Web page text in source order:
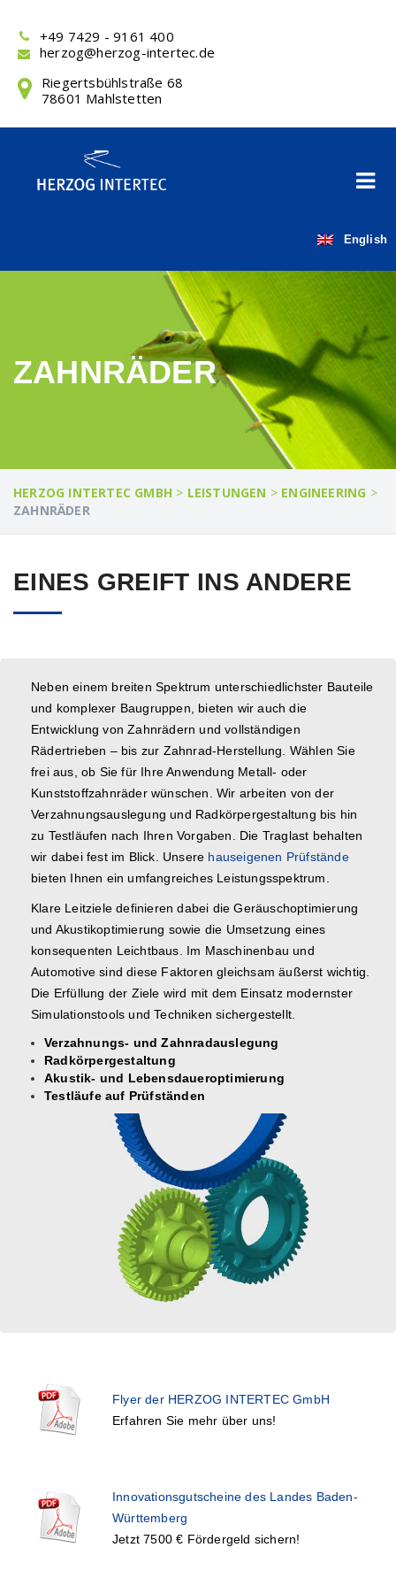
content +49 7429 - 9161 400
herzog@herzog-intertec.de
Riegertsbühlstraße 68
78601 Mahlstetten
English
ZAHNRÄDER
HERZOG INTERTEC GMBH > LEISTUNGEN > ENGINEERING >
ZAHNRÄDER
EINES GREIFT INS ANDERE
Neben einem breiten Spektrum unterschiedlichster Bauteile
und komplexer Baugruppen, bieten wir auch die
Entwicklung von Zahnrädern und vollständigen
Rädertrieben – bis zur Zahnrad-Herstellung. Wählen Sie
frei aus, ob Sie für Ihre Anwendung Metall- oder
Kunststoffzahnräder wünschen. Wir arbeiten von der
Verzahnungsauslegung und Radkörpergestaltung bis hin
zu Testläufen nach Ihren Vorgaben. Die Traglast behalten
wir dabei fest im Blick. Unsere hauseigenen Prüfstände
bieten Ihnen ein umfangreiches Leistungsspektrum.
Klare Leitziele definieren dabei die Geräuschoptimierung
und Akustikoptimierung sowie die Umsetzung eines
konsequenten Leichtbaus. Im Maschinenbau und
Automotive sind diese Faktoren gleichsam äußerst wichtig.
Die Erfüllung der Ziele wird mit dem Einsatz modernster
Simulationstools und Techniken sichergestellt.
Verzahnungs- und Zahnradauslegung
Radkörpergestaltung
Akustik- und Lebensdaueroptimierung
Testläufe auf Prüfständen
Flyer der HERZOG INTERTEC GmbH
Erfahren Sie mehr über uns!
Innovationsgutscheine des Landes Baden-
Württemberg
Jetzt 7500 € Fördergeld sichern!